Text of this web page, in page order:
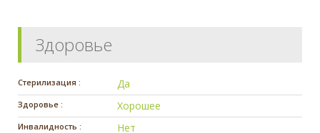
Здоровье
Стерилизация : Да
Здоровье : Хорошее
Инвалидность : Нет